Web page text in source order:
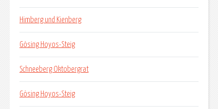
Himberg und Kienberg
Gösing Hoyos-Steig
Schneeberg Oktobergrat
Gösing Hoyos-Steig